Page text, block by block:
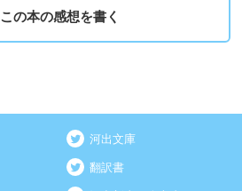
この本の感想を書く
河出文庫
翻訳書